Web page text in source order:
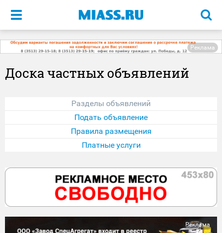
Меню
Реклама
Доска частных объявлений
Разделы объявлений
Подать объявление
Правила размещения
Платные услуги
Реклама